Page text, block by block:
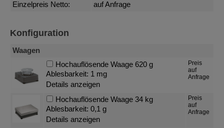
Einzelpreis Netto:
auf Anfrage
Konfiguration
Waagen
Hochauflösende Waage 620 g
Ablesbarkeit: 1 mg
Details anzeigen
Preis
auf
Anfrage
Hochauflösende Waage 34 kg
Ablesbarkeit: 0,1 g
Details anzeigen
Preis
auf
Anfrage